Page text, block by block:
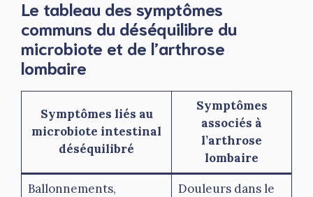
Le tableau des symptômes
communs du déséquilibre du
microbiote et de l’arthrose
lombaire
Symptômes liés au
microbiote intestinal
déséquilibré
Symptômes
associés à
l’arthrose
lombaire
Ballonnements,
Douleurs dans le